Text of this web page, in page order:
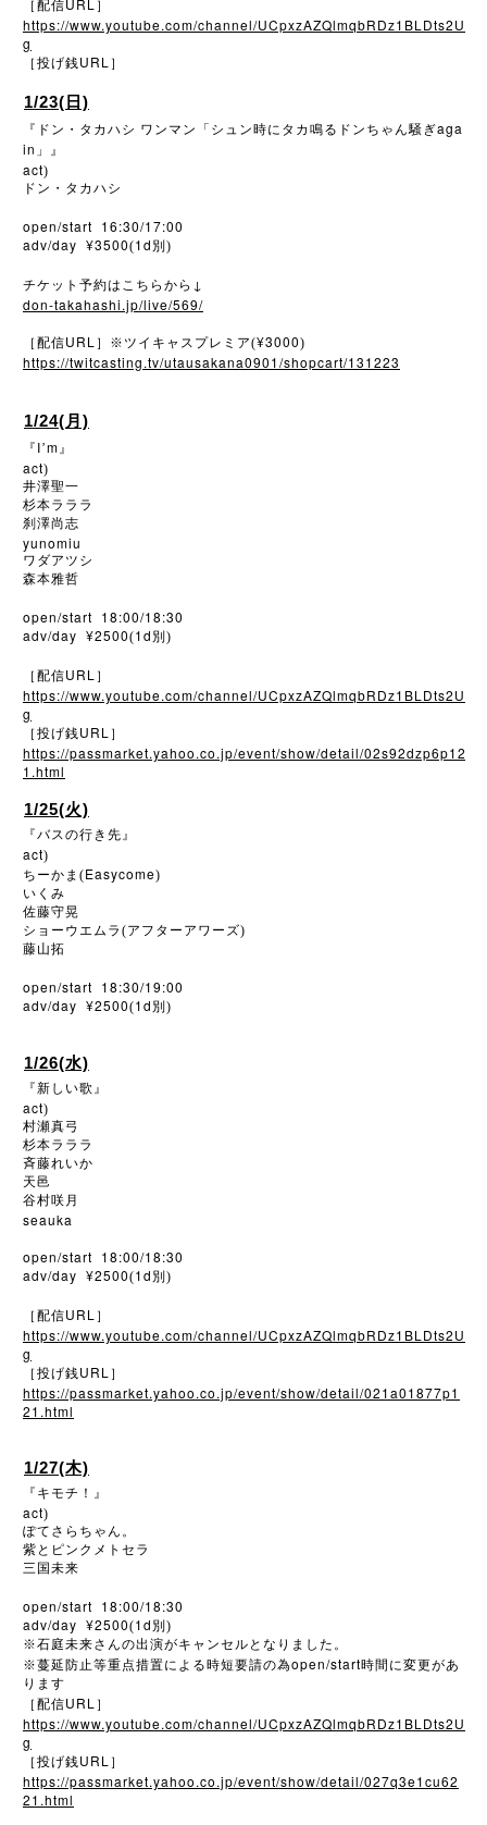
［配信URL ］
https://www.youtube.com/channel/UCpxzAZQlmqbRDz1BLDts2U
g
［投げ銭URL ］
1/23(日)
『ドン・タカハシ ワンマン「シュン時にタカ鳴るドンちゃん騒ぎaga
in 」』
act)
ドン・タカハシ
open/start 16:30/17:00
adv/day ¥3500(1d 別)
チケット予約はこちらから ↓
don-takahashi.jp/live/569/
［配信URL ］※ツイキャスプレミア(¥3000)
https://twitcasting.tv/utausakana0901/shopcart/131223
1/24(月)
『 I’m』
act)
井澤聖一
杉本ラララ
刹澤尚志
yunomiu
ワダアツシ
森本雅哲
open/start 18:00/18:30
adv/day ¥2500(1d 別)
［配信URL ］
https://www.youtube.com/channel/UCpxzAZQlmqbRDz1BLDts2U
g
［投げ銭URL ］
https://passmarket.yahoo.co.jp/event/show/detail/02s92dzp6p12
1.html
1/25(火)
『バスの行き先』
act)
ちーかま(Easycome)
いくみ
佐藤守晃
ショーウエムラ(アフターアワーズ)
藤山拓
open/start 18:30/19:00
adv/day ¥2500(1d 別)
1/26(水)
『新しい歌』
act)
村瀬真弓
杉本ラララ
斉藤れいか
天邑
谷村咲月
seauka
open/start 18:00/18:30
adv/day ¥2500(1d 別)
［配信URL ］
https://www.youtube.com/channel/UCpxzAZQlmqbRDz1BLDts2U
g
［投げ銭URL ］
https://passmarket.yahoo.co.jp/event/show/detail/021a01877p1
21.html
1/27(木)
『キモチ！』
act)
ぽてさらちゃん。
紫とピンクメトセラ
三国未来
open/start 18:00/18:30
adv/day ¥2500(1d 別)
※石庭未来さんの出演がキャンセルとなりました。
※蔓延防止等重点措置による時短要請の為open/start時間に変更があ
ります
［配信URL ］
https://www.youtube.com/channel/UCpxzAZQlmqbRDz1BLDts2U
g
［投げ銭URL ］
https://passmarket.yahoo.co.jp/event/show/detail/027q3e1cu62
21.html